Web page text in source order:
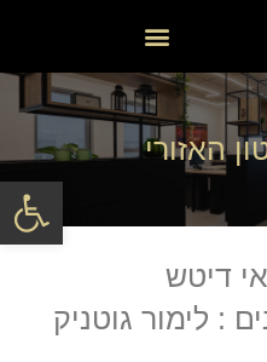
פתח
האזורי
דיטש
: לימור גוטניק